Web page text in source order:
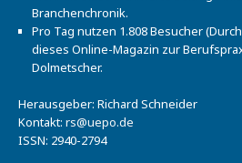
Branchenchronik.
Pro Tag nutzen 1.808 Besucher
dieses Online-Magazin zur
Dolmetscher.
Herausgeber: Richard Schneider
Kontakt: rs@uepo.de
ISSN: 2940-2794